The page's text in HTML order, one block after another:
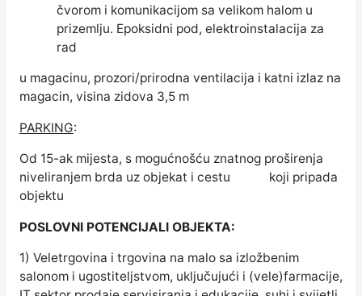
čvorom i komunikacijom sa velikom halom u
prizemlju. Epoksidni pod, elektroinstalacija za
rad
u magacinu, prozori/prirodna ventilacija i katni izlaz na
magacin, visina zidova 3,5 m
PARKING:
Od 15-ak mijesta, s mogućnošću znatnog proširenja
niveliranjem brda uz objekat i cestu koji pripada
objektu
POSLOVNI POTENCIJALI OBJEKTA:
1) Veletrgovina i trgovina na malo sa izložbenim
salonom i ugostiteljstvom, uključujući i (vele)farmacije,